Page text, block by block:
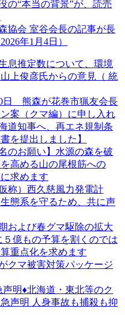
の“本当の背景”が、読売
協会 室谷会長の記事が長
年1月4日）
息推定数について、環境
上俊彦氏からの意見（ 統
日 熊森が花巻市猟友会長
案（クマ編）に申し入れ
海道知事へ、再エネ規制条
を提出しました】
名のお願い】水源の森を破
高める山の尾根筋への
求めます
仮称）西久慈風力発電計
態系を守るため、共に声
および春グマ駆除の拡大
億もの予算を割くのでは
重点化を求めます
クマ被害対策パッケージ
声明♦️北海道・東北等のク
声明 人身事故も捕殺も抑